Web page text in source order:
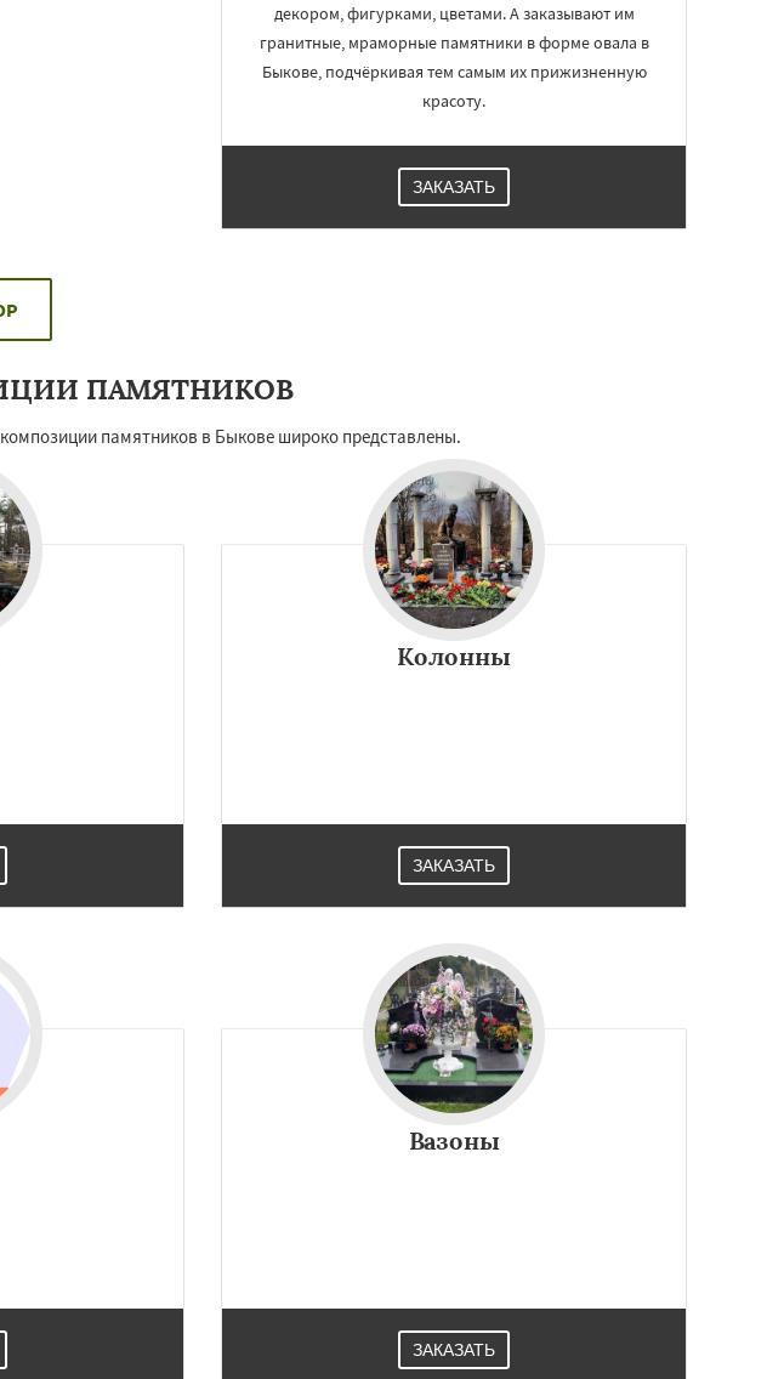
декором, фигурками, цветами. А заказывают им
гранитные, мраморные памятники в форме овала в
Быкове, подчёркивая тем самым их прижизненную
красоту.
ЗАКАЗАТЬ
ПАМЯТНИКОВ
памятников в Быкове широко представлены.
Колонны
ЗАКАЗАТЬ
Вазоны
ЗАКАЗАТЬ